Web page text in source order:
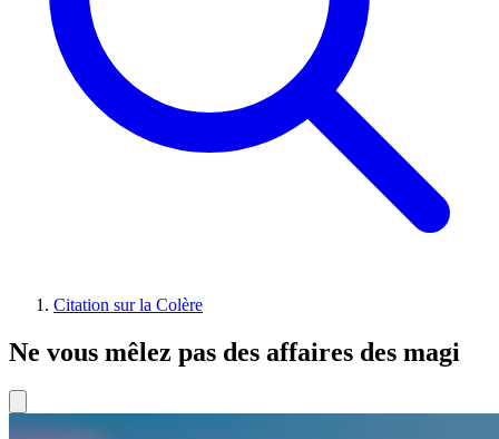
Citation sur la Colère
Ne vous mêlez pas des affaires des magi